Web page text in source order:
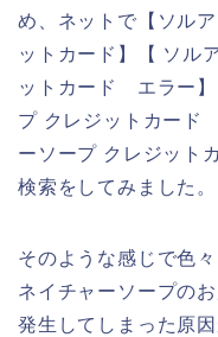
め、ネットで【ソル
ットカード】【 ソル
ットカード エラー】
プ クレジットカード
ーソープ クレジット
検索をしてみました。
そのような感じで色
ネイチャーソープの
発生してしまった原